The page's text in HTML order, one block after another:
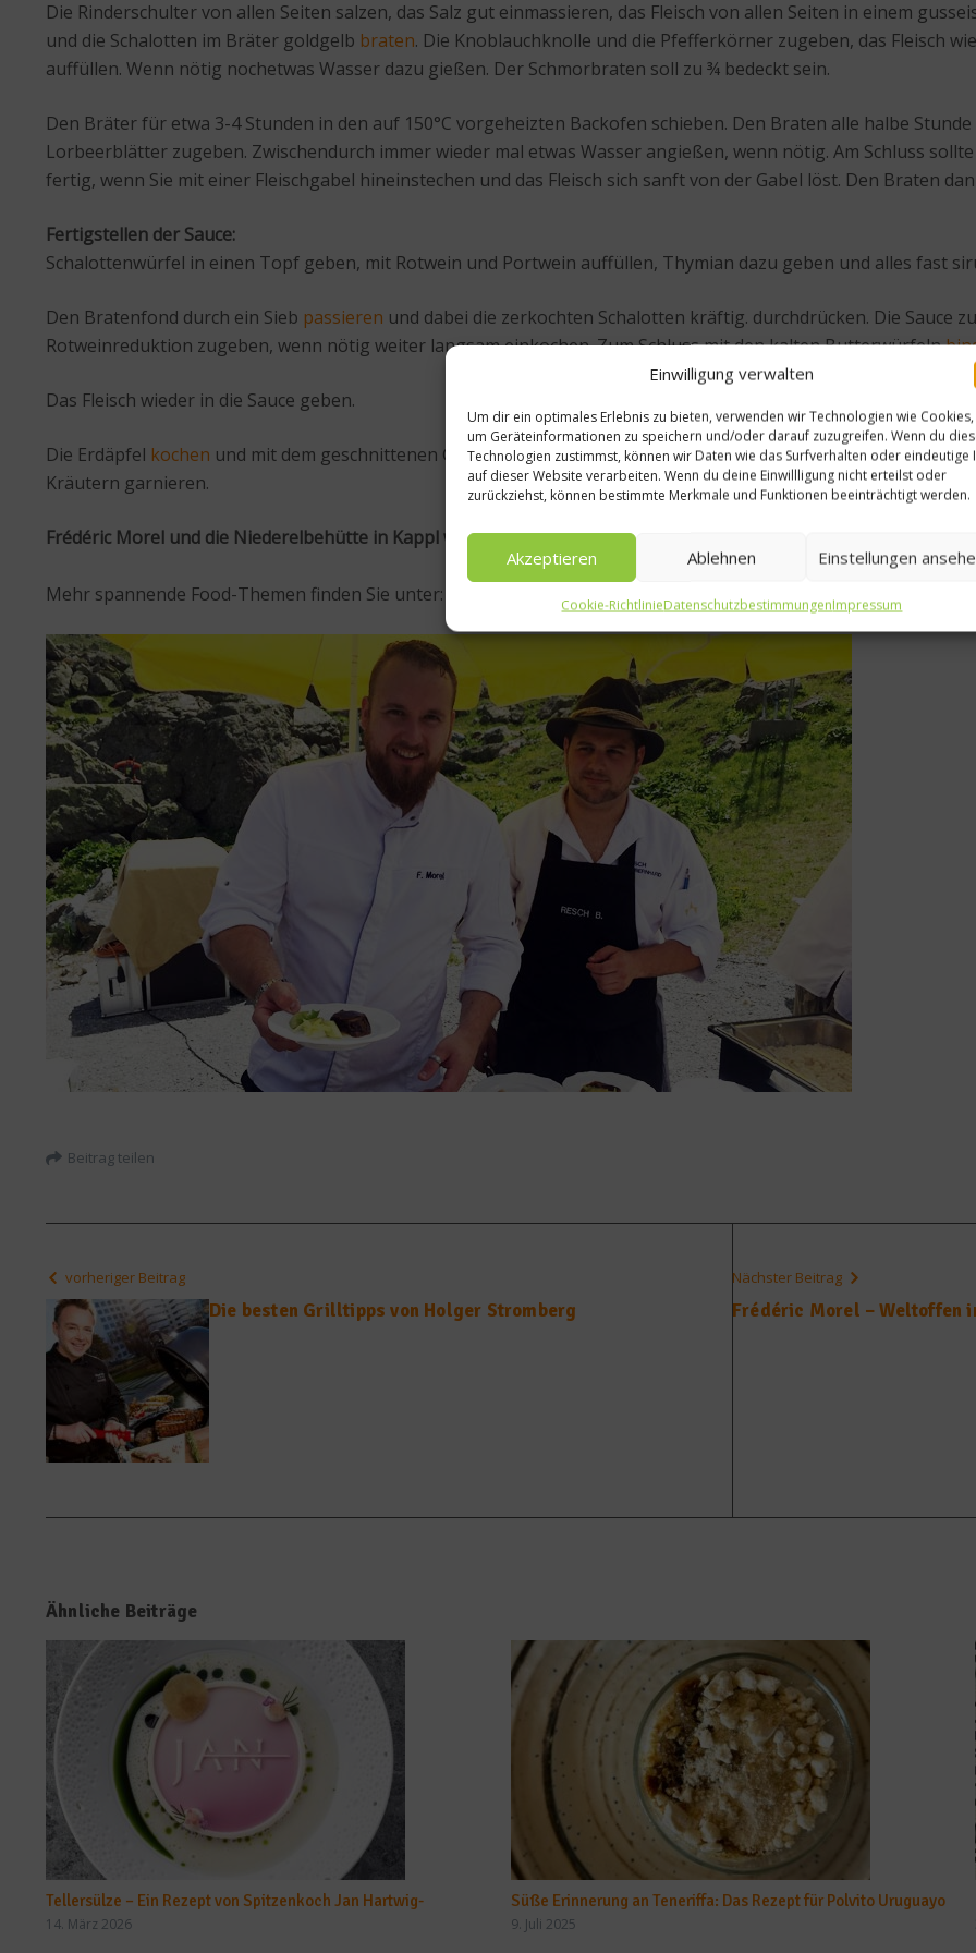
Einwilligung verwalten
Um dir ein optimales Erlebnis zu bieten, verwenden wir Technologien wie Cookies,
um Geräteinformationen zu speichern und/oder darauf zuzugreifen. Wenn du
Technologien zustimmst, können wir Daten wie das Surfverhalten oder eindeutige
auf dieser Website verarbeiten. Wenn du deine Einwillligung nicht erteilst oder
zurückziehst, können bestimmte Merkmale und Funktionen beeinträchtigt werden.
Akzeptieren Ablehnen Einstellungen
Cookie-RichtlinieDatenschutzbestimmungenImpressum
Die Rinderschulter von allen Seiten salzen, das Salz gut einmassieren, das Fleisch von allen Seiten in einem
und die Schalotten im Bräter goldgelb braten. Die Knoblauchknolle und die Pfefferkörner zugeben, das Fleisch
auffüllen. Wenn nötig nochetwas Wasser dazu gießen. Der Schmorbraten soll zu ¾ bedeckt sein.
Den Bräter für etwa 3-4 Stunden in den auf 150°C vorgeheizten Backofen schieben. Den Braten alle halbe
Lorbeerblätter zugeben. Zwischendurch immer wieder mal etwas Wasser angießen, wenn nötig. Am Schluss
fertig, wenn Sie mit einer Fleischgabel hineinstechen und das Fleisch sich sanft von der Gabel löst. Den Braten
Fertigstellen der Sauce:
Schalottenwürfel in einen Topf geben, mit Rotwein und Portwein auffüllen, Thymian dazu geben und alles fast
Den Bratenfond durch ein Sieb passieren und dabei die zerkochten Schalotten kräftig. durchdrücken. Die Sauce
Rotweinreduktion zugeben, wenn nötig weiter langsam einkochen. Zum Schluss mit den kalten Butterwürfeln
Das Fleisch wieder in die Sauce geben.
Die Erdäpfel kochen und mit dem geschnittenen Gemüse anbraten. Das gebratene Gemüse auf den Teller
Kräutern garnieren.
Frédéric Morel und die Niederelbehütte in Kappl wünschen Guten Appetit!
Mehr spannende Food-Themen finden Sie unter: www.lastsecrets.de
Beitrag teilen
vorheriger Beitrag
Die besten Grilltipps von Holger Stromberg
Nächster Beitrag
Frédéric Morel – Weltoffen
Ähnliche Beiträge
Tellersülze – Ein Rezept von Spitzenkoch Jan Hartwig-
14. März 2026
Süße Erinnerung an Teneriffa: Das Rezept für Polvito Uruguayo
9. Juli 2025